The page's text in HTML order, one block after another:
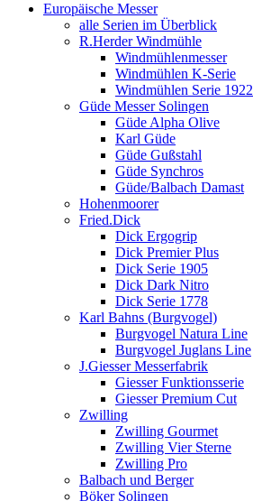
Europäische Messer
alle Serien im Überblick
R.Herder Windmühle
Windmühlenmesser
Windmühlen K-Serie
Windmühlen Serie 1922
Güde Messer Solingen
Güde Alpha Olive
Karl Güde
Güde Gußstahl
Güde Synchros
Güde/Balbach Damast
Hohenmoorer
Fried.Dick
Dick Ergogrip
Dick Premier Plus
Dick Serie 1905
Dick Dark Nitro
Dick Serie 1778
Karl Bahns (Burgvogel)
Burgvogel Natura Line
Burgvogel Juglans Line
J.Giesser Messerfabrik
Giesser Funktionsserie
Giesser Premium Cut
Zwilling
Zwilling Gourmet
Zwilling Vier Sterne
Zwilling Pro
Balbach und Berger
Böker Solingen